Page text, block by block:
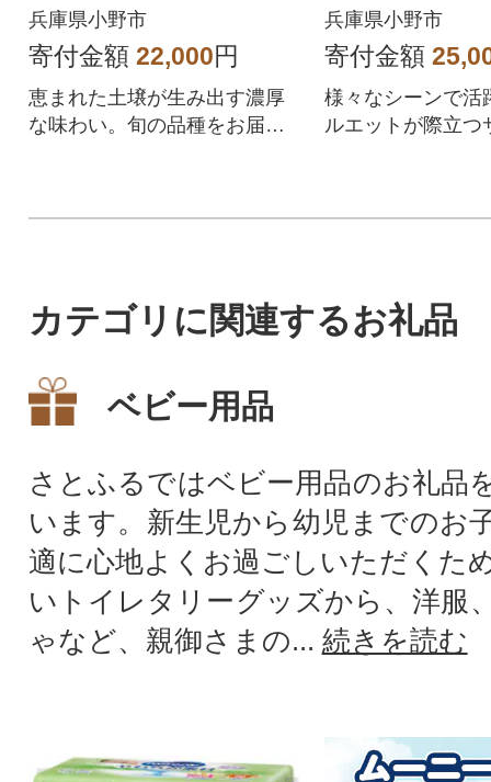
兵庫県小野市
寄付金額 22,000円
恵まれた土壌が生み出す濃厚
な味わい。旬の品種をお届け
cm)
兵庫県小野市
寄付金額
様々なシーンで活
ルエットが際立つ
カテゴリに関連するお礼品
ベビー用品
さとふるではベビー用品のお礼品
います。新生児から幼児までのお
適に心地よくお過ごしいただくた
いトイレタリーグッズから、洋服
ゃなど、親御さまの... 続きを読む